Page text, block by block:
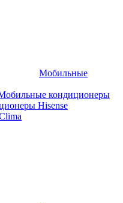
Мобильные
кондиционеры
Hisense